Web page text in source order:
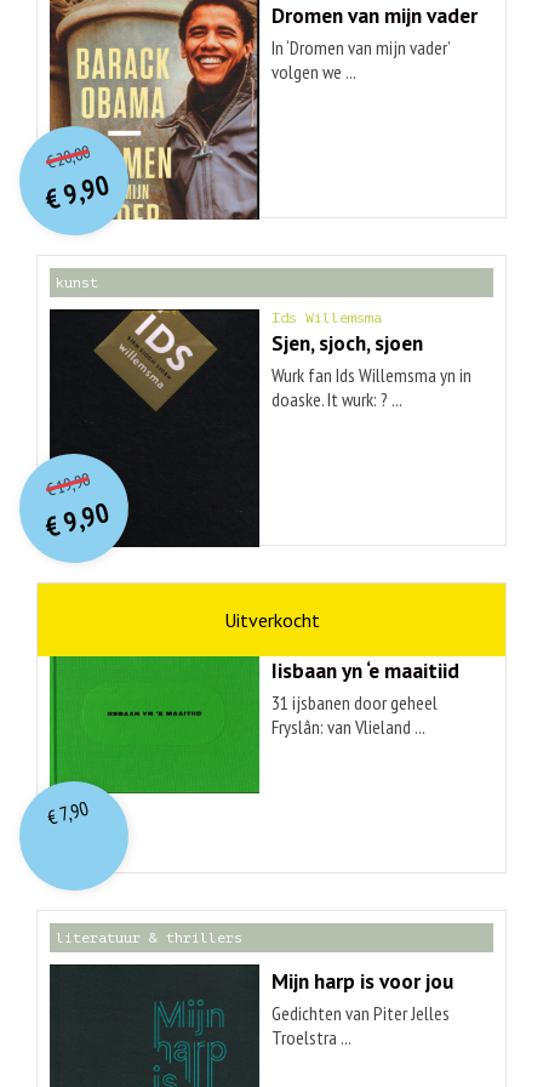
Dromen van mijn vader
In ‘Dromen van mijn vader’
volgen we ...
€20,00O
orspr
onkelijke
prijs
was:
€ 20,00.
€9,90
Huidige
prijs
is:
€ 9,90.
kunst
Ids Willemsma
Sjen, sjoch, sjoen
Wurk fan Ids Willemsma yn in
doaske. It wurk: ? ...
€19,90O
orspr
onkelijke
prijs
was:
€ 19,90.
€9,90
Huidige
prijs
is:
€ 9,90.
Iisbaan yn ‘e maaitiid
31 ijsbanen door geheel
Fryslân: van Vlieland ...
€7,90
literatuur & thrillers
Mijn harp is voor jou
Gedichten van Piter Jelles
Troelstra ...